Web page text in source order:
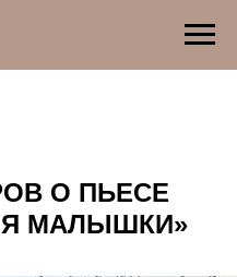
О ПЬЕСЕ
МАЛЫШКИ»